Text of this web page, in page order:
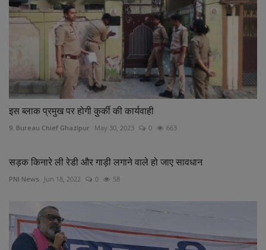
इस ब्लाक प्रमुख पर होगी कुर्की की कार्यवाही
9. Bureau Chief Ghazipur May 30, 2023 0 663
सड़क किनारे ली रेडी और गाड़ी लगाने वाले हो जाए सावधान
PNI News Jun 18, 2022 0 58